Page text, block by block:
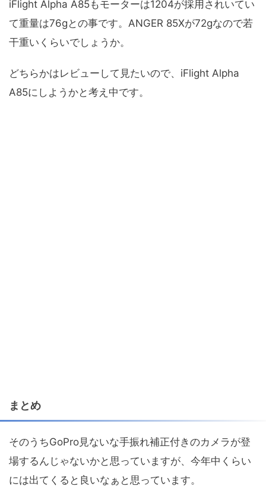
iFlight Alpha A85もモーターは1204が採用されいてい
て重量は76gとの事です。ANGER 85Xが72gなので若
干重いくらいでしょうか。
どちらかはレビューして見たいので、iFlight Alpha
A85にしようかと考え中です。
まとめ
そのうちGoPro見ないな手振れ補正付きのカメラが登
場するんじゃないかと思っていますが、今年中くらい
には出てくると良いなぁと思っています。